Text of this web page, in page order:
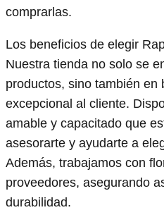
comprarlas.
Los beneficios de elegir
Nuestra tienda no solo se
productos, sino también en
excepcional al cliente.
amable y capacitado que
asesorarte y ayudarte a
Además, trabajamos con
proveedores, asegurando
durabilidad.